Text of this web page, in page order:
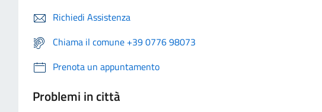
Richiedi Assistenza
Chiama il comune +39 0776 98073
Prenota un appuntamento
Problemi in città